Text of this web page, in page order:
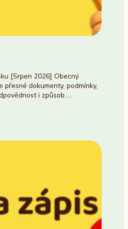
[Srpen 2026] Obecný
přesné dokumenty, podmínky,
i způsob…